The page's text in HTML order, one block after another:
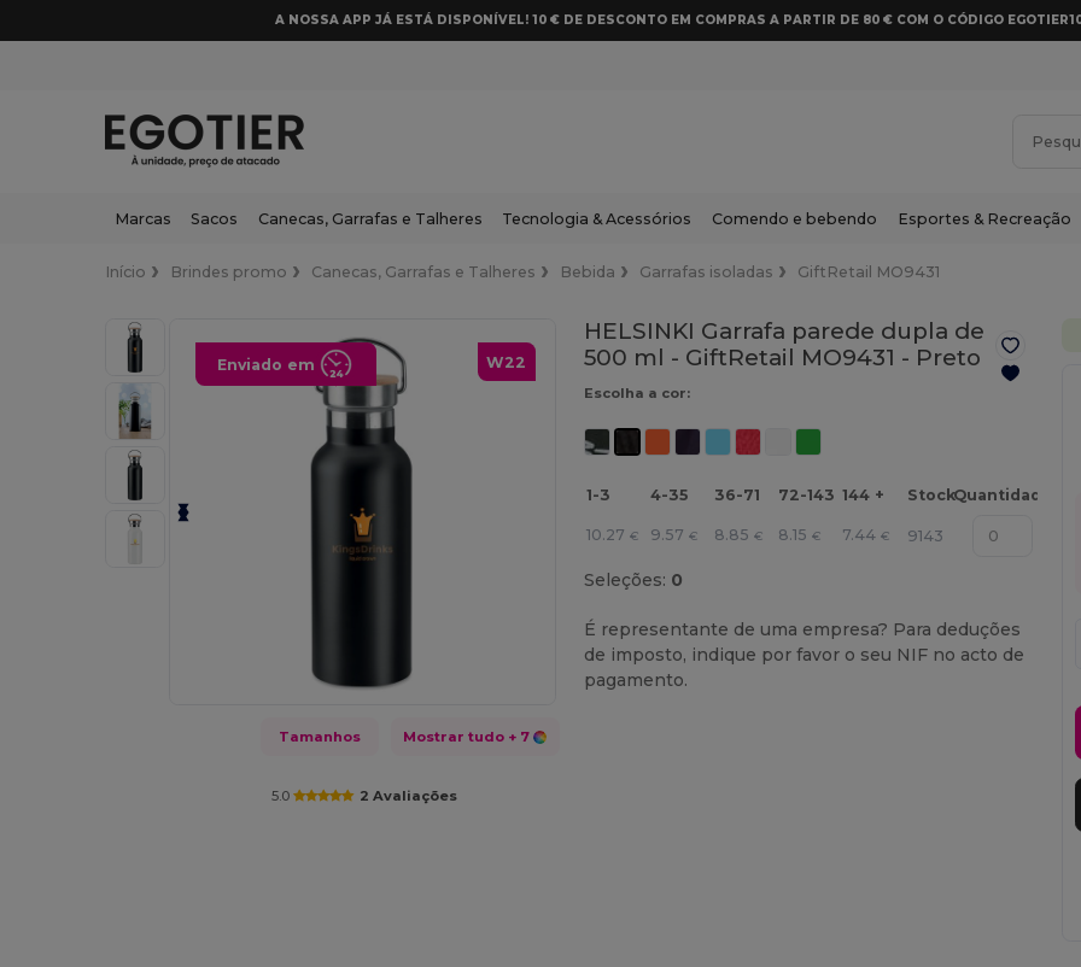
A NOSSA APP JÁ ESTÁ DISPONÍVEL! 10 € DE DESCONTO EM COMPRAS A PARTIR DE 80 € COM O CÓDIGO
Marcas Sacos Canecas, Garrafas e Talheres Tecnologia & Acessórios Comendo e bebendo Esportes & Recreação
Início Brindes promo Canecas, Garrafas e Talheres Bebida Garrafas isoladas GiftRetail MO9431
W22
Enviado em
Tamanhos Mostrar tudo + 7
5.0 2 Avaliações
HELSINKI Garrafa parede dupla de
500 ml - GiftRetail MO9431 - Preto
Escolha a cor:
1-3 4-35 36-71 72-143 144 + StockQuantidade
10.27 € 9.57 € 8.85 € 8.15 € 7.44 € 9143
Seleções: 0
É representante de uma empresa? Para deduções
de imposto, indique por favor o seu NIF no acto de
pagamento.